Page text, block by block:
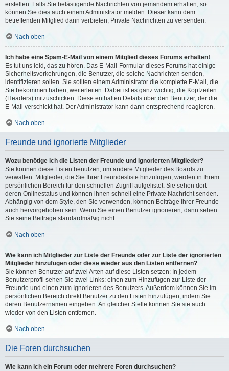
erstellen. Falls Sie belästigende Nachrichten von jemandem erhalten, so
können Sie dies auch einem Administrator melden. Dieser kann dem
betreffenden Mitglied dann verbieten, Private Nachrichten zu versenden.
Nach oben
Ich habe eine Spam-E-Mail von einem Mitglied dieses Forums erhalten!
Es tut uns leid, das zu hören. Das E-Mail-Formular dieses Forums hat einige
Sicherheitsvorkehrungen, die Benutzer, die solche Nachrichten senden,
identifizieren sollen. Sie sollten einem Administrator die komplette E-Mail, die
Sie bekommen haben, weiterleiten. Dabei ist es ganz wichtig, die Kopfzeilen
(Headers) mitzuschicken. Diese enthalten Details über den Benutzer, der die
E-Mail verschickt hat. Der Administrator kann dann entsprechend reagieren.
Nach oben
Freunde und ignorierte Mitglieder
Wozu benötige ich die Listen der Freunde und ignorierten Mitglieder?
Sie können diese Listen benutzen, um andere Mitglieder des Boards zu
verwalten. Mitglieder, die Sie Ihrer Freundesliste hinzufügen, werden in Ihrem
persönlichen Bereich für den schnellen Zugriff aufgelistet. Sie sehen dort
deren Onlinestatus und können ihnen schnell eine Private Nachricht senden.
Abhängig von dem Style, den Sie verwenden, können Beiträge Ihrer Freunde
auch hervorgehoben sein. Wenn Sie einen Benutzer ignorieren, dann sehen
Sie seine Beiträge standardmäßig nicht.
Nach oben
Wie kann ich Mitglieder zur Liste der Freunde oder zur Liste der ignorierten
Mitglieder hinzufügen oder diese wieder aus den Listen entfernen?
Sie können Benutzer auf zwei Arten auf diese Listen setzen: In jedem
Benutzerprofil sehen Sie zwei Links: einen zum Hinzufügen zur Liste der
Freunde und einen zum Ignorieren des Benutzers. Außerdem können Sie im
persönlichen Bereich direkt Benutzer zu den Listen hinzufügen, indem Sie
deren Benutzernamen eingeben. An gleicher Stelle können Sie sie auch
wieder von den Listen entfernen.
Nach oben
Die Foren durchsuchen
Wie kann ich ein Forum oder mehrere Foren durchsuchen?